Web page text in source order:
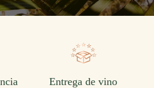
Entrega de vino